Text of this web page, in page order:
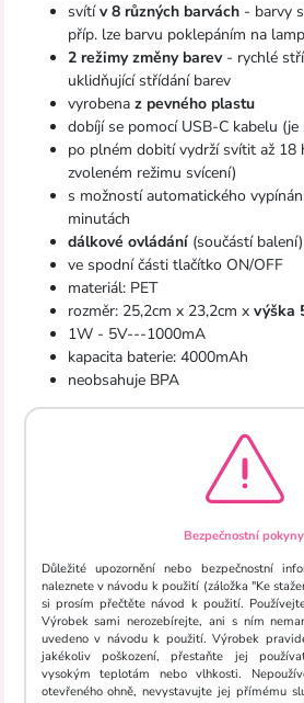
svítív 8 různých barvách- barvy
příp. lze barvu poklepáním na
2 režimy změny barev - rychlé
uklidňující střídání barev
vyrobena z pevného plastu
dobíjí se pomocí USB-C kabelu (je
po plném dobití vydrží svítit až 18
zvoleném režimu svícení)
s možností automatického
minutách
dálkové ovládání(součástí balení)
ve spodní části tlačítko ON/OFF
materiál: PET
rozměr: 25,2cm x 23,2cm x výška
1W - 5V---1000mA
kapacita baterie: 4000mAh
neobsahuje BPA
Bezpečnostní
Důležité upozornění nebo bezpečnostní
naleznete v návodu k použití (záložka "Ke
si prosím přečtěte návod k použití.
Výrobek sami nerozebírejte, ani s ním
uvedeno v návodu k použití. Výrobek
jakékoliv poškození, přestaňte jej
vysokým teplotám nebo vlhkosti.
otevřeného ohně, nevystavujte jej přímému